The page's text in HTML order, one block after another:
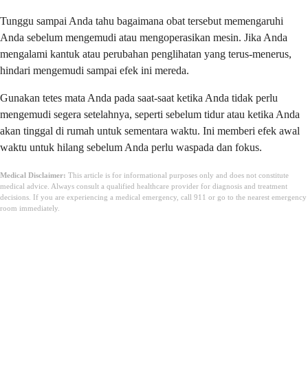
Tunggu sampai Anda tahu bagaimana obat tersebut memengaruhi
Anda sebelum mengemudi atau mengoperasikan mesin. Jika Anda
mengalami kantuk atau perubahan penglihatan yang terus-menerus,
hindari mengemudi sampai efek ini mereda.
Gunakan tetes mata Anda pada saat-saat ketika Anda tidak perlu
mengemudi segera setelahnya, seperti sebelum tidur atau ketika Anda
akan tinggal di rumah untuk sementara waktu. Ini memberi efek awal
waktu untuk hilang sebelum Anda perlu waspada dan fokus.
Medical Disclaimer: This article is for informational purposes only and does not constitute
medical advice. Always consult a qualified healthcare provider for diagnosis and treatment
decisions. If you are experiencing a medical emergency, call 911 or go to the nearest emergency
room immediately.